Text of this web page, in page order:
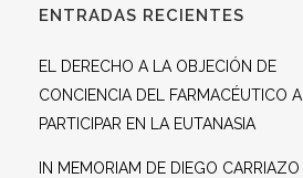
ENTRADAS RECIENTES
EL DERECHO A LA OBJECIÓN DE
CONCIENCIA DEL FARMACÉUTICO A
PARTICIPAR EN LA EUTANASIA
IN MEMORIAM DE DIEGO CARRIAZO